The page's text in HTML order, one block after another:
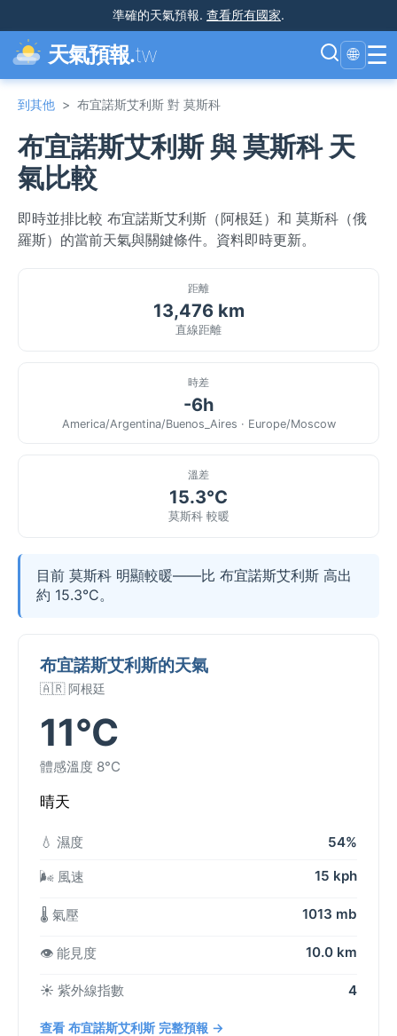
準確的天氣預報. 查看所有國家.
天氣預報.tw 🌐 ☰
到其他 > 布宜諾斯艾利斯 對 莫斯科
布宜諾斯艾利斯 與 莫斯科 天
氣比較
即時並排比較 布宜諾斯艾利斯（阿根廷）和 莫斯科（俄
羅斯）的當前天氣與關鍵條件。資料即時更新。
距離
13,476 km
直線距離
時差
-6h
America/Argentina/Buenos_Aires · Europe/Moscow
溫差
15.3°C
莫斯科 較暖
目前 莫斯科 明顯較暖——比 布宜諾斯艾利斯 高出
約 15.3°C。
布宜諾斯艾利斯的天氣
🇦🇷 阿根廷
11°C
體感溫度 8°C
晴天
💧 濕度 54%
🌬️ 風速 15 kph
🌡️ 氣壓 1013 mb
👁️ 能見度 10.0 km
☀️ 紫外線指數 4
查看 布宜諾斯艾利斯 完整預報 →